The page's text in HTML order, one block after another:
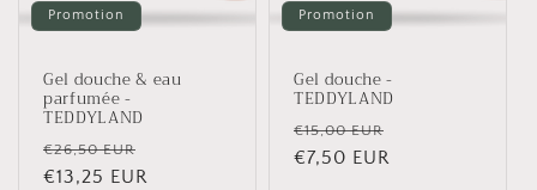
Promotion
Gel douche & eau
parfumée -
TEDDYLAND
Prix
habituel
€26,50 EUR
€13,25 EUR
Promotion
Gel douche -
TEDDYLAND
Prix
habituel
€15,00 EUR
€7,50 EUR